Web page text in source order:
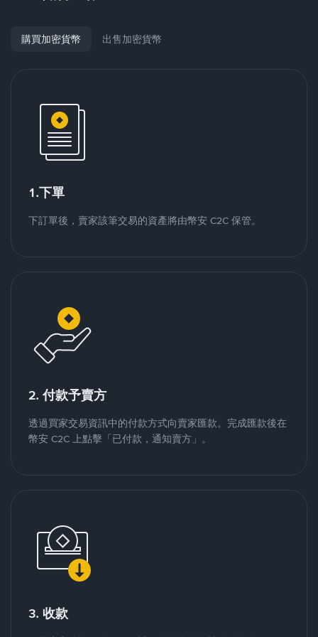
購買加密貨幣 出售加密貨幣
1.下單
下訂單後，賣家該筆交易的資產將由幣安 C2C 保管。
2. 付款予賣方
透過買家交易資訊中的付款方式向賣家匯款。完成匯款後在
幣安 C2C 上點擊「已付款，通知賣方」。
3. 收款